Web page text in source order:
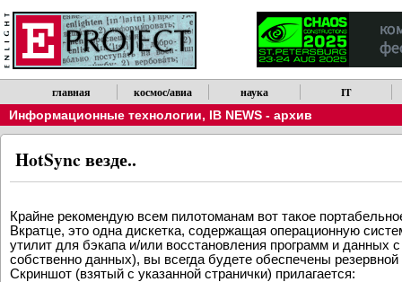
главная космос/авиа наука IT
Информационные технологии, IB NEWS - архив
HotSync везде..
Крайне рекомендую всем пилотоманам вот такое
Вкратце, это одна дискетка, содержащая операционную
утилит для бэкапа и/или восстановления программ и
собственно данных), вы всегда будете обеспечены резервной
Скриншот (взятый с указанной странички) прилагается: